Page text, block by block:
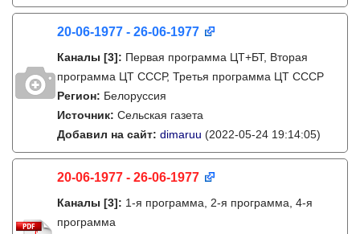
20-06-1977 - 26-06-1977
Каналы [3]: Первая программа ЦТ+БТ, Вторая
программа ЦТ ССCР, Третья программа ЦТ ССCР
Регион: Белоруссия
Источник: Сельская газета
Добавил на сайт: dimaruu (2022-05-24 19:14:05)
20-06-1977 - 26-06-1977
Каналы [3]: 1-я программа, 2-я программа, 4-я
программа